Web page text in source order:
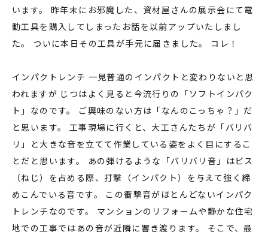
います。 昨年末にお邪魔した、資材屋さんの展示会にて電
動工具を購入してしまったお話を以前アップいたしまし
た。 ついに本日その工具が手元に届きました。 コレ！
インパクトレンチ 一見普通のインパクトと変わりないと思
われますが じつはよく見ると今流行りの「ソフトインパク
ト」なのです。 ご興味のない方は「なんのこっちゃ？」だ
と思います。 工事現場に行くと、大工さんたちが「バリバ
リ」と大きな音を立てて作業している姿をよく目にするこ
とだと思います。 あの弾けるような「バリバリ音」はビス
（ねじ）を占める際、打撃（インパクト）を与えて強く締
めこんでいる音です。 この衝撃音がほとんどないインパク
トレンチなのです。 マンションのリフォームや静かな住宅
地での工事ではあの音が近隣に響き渡ります。 そこで、最